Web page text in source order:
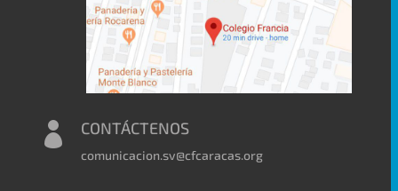
 CONTÁCTENOS
comunicacion.sv@cfcaracas.org